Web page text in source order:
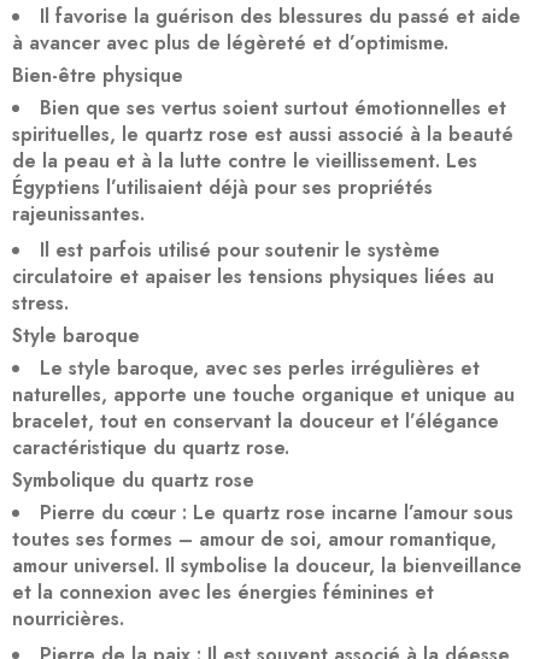
Il favorise la guérison des blessures du passé et aide
à avancer avec plus de légèreté et d’optimisme.
Bien-être physique
Bien que ses vertus soient surtout émotionnelles et
spirituelles, le quartz rose est aussi associé à la beauté
de la peau et à la lutte contre le vieillissement. Les
Égyptiens l’utilisaient déjà pour ses propriétés
rajeunissantes.
Il est parfois utilisé pour soutenir le système
circulatoire et apaiser les tensions physiques liées au
stress.
Style baroque
Le style baroque, avec ses perles irrégulières et
naturelles, apporte une touche organique et unique au
bracelet, tout en conservant la douceur et l’élégance
caractéristique du quartz rose.
Symbolique du quartz rose
Pierre du cœur : Le quartz rose incarne l’amour sous
toutes ses formes – amour de soi, amour romantique,
amour universel. Il symbolise la douceur, la bienveillance
et la connexion avec les énergies féminines et
nourricières.